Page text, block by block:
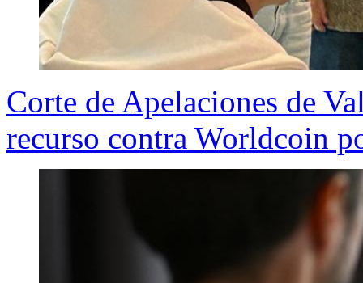
Corte de Apelaciones de
recurso contra Worldcoin